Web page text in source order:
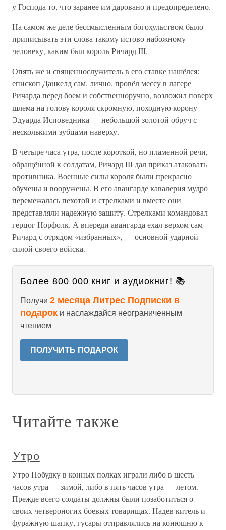
у Господа то, что заранее им даровано и предопределено.
На самом же деле бессмысленным богохульством было
приписывать эти слова такому истово набожному
человеку, каким был король Ричард III.
Опять же и священнослужитель в его ставке нашёлся:
епископ Данкелд сам, лично, провёл мессу в лагере
Ричарда перед боем и собственноручно, возложил поверх
шлема на голову короля скромную, походную корону
Эдуарда Исповедника — небольшой золотой обруч с
несколькими зубцами наверху.
В четыре часа утра, после короткой, но пламенной речи,
обращённой к солдатам, Ричард III дал приказ атаковать
противника. Военные силы короля были прекрасно
обучены и вооружены. В его авангарде кавалерия мудро
перемежалась пехотой и стрелками и вместе они
представляли надежную защиту. Стрелками командовал
герцог Норфолк. А впереди авангарда ехал верхом сам
Ричард с отрядом «избранных», — основной ударной
силой своего войска.
Более 800 000 книг и аудиокниг! 📚
Получи 2 месяца Литрес Подписки в
подарок и наслаждайся неограниченным
чтением
ПОЛУЧИТЬ ПОДАРОК
Читайте также
Утро
Утро Побудку в конных полках играли либо в шесть
часов утра — зимой, либо в пять часов утра — летом.
Прежде всего солдаты должны были позаботиться о
своих четвероногих боевых товарищах. Надев китель и
фуражную шапку, гусары отправлялись на конюшню к